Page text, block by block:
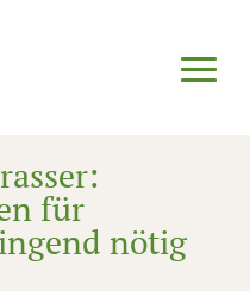
für
nötig